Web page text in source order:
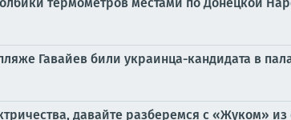
Гавайев били украинца-кандидата в
давайте разберемся с «Жуком»